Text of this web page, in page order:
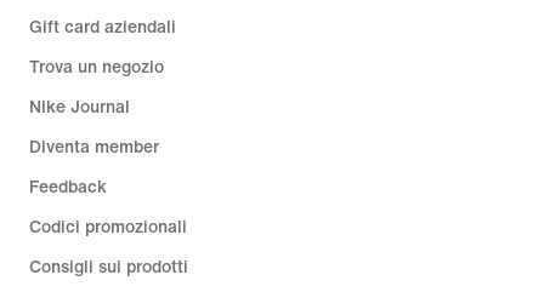
Gift card aziendali
Trova un negozio
Nike Journal
Diventa member
Feedback
Codici promozionali
Consigli sui prodotti